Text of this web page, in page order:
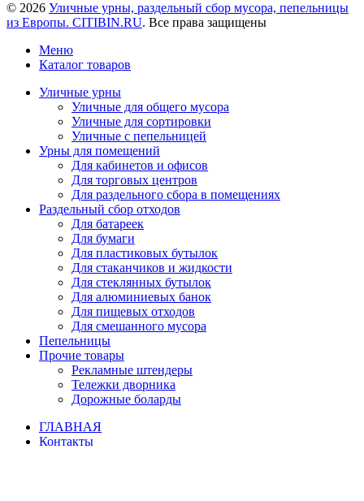
© 2026 Уличные урны, раздельный сбор мусора, пепельницы
из Европы. CITIBIN.RU. Все права защищены
Меню
Каталог товаров
Уличные урны
Уличные для общего мусора
Уличные для сортировки
Уличные с пепельницей
Урны для помещений
Для кабинетов и офисов
Для торговых центров
Для раздельного сбора в помещениях
Раздельный сбор отходов
Для батареек
Для бумаги
Для пластиковых бутылок
Для стаканчиков и жидкости
Для стеклянных бутылок
Для алюминиевых банок
Для пищевых отходов
Для смешанного мусора
Пепельницы
Прочие товары
Рекламные штендеры
Тележки дворника
Дорожные боларды
ГЛАВНАЯ
Контакты